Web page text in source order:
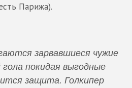
Парижа).
зарвавшиеся чужие
гола покидая выгодные
защита. Голкипер